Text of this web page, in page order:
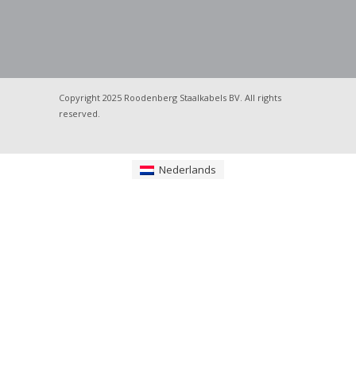
Copyright 2025 Roodenberg Staalkabels BV. All rights
reserved.
Nederlands